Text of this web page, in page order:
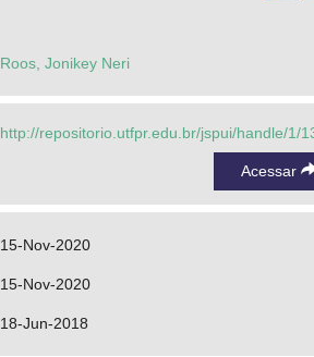
Roos, Jonikey Neri
http://repositorio.utfpr.edu.br/jspui/handle/1/
Acessar
15-Nov-2020
15-Nov-2020
18-Jun-2018